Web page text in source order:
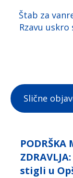
Štab za
Rzavu
Slične
PODRŠKA
stigli u